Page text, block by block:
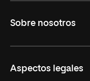
Másteres Oficiales
Doctorados
Sobre nosotros
Facultades
Aspectos legales